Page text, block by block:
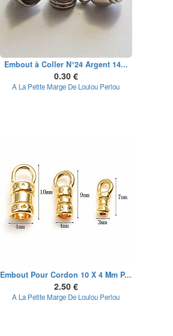
Embout à Coller N°24 Argent 14...
0.30 €
A La Petite Marge De Loulou Perlou
Embout Pour Cordon 10 X 4 Mm P...
2.50 €
A La Petite Marge De Loulou Perlou